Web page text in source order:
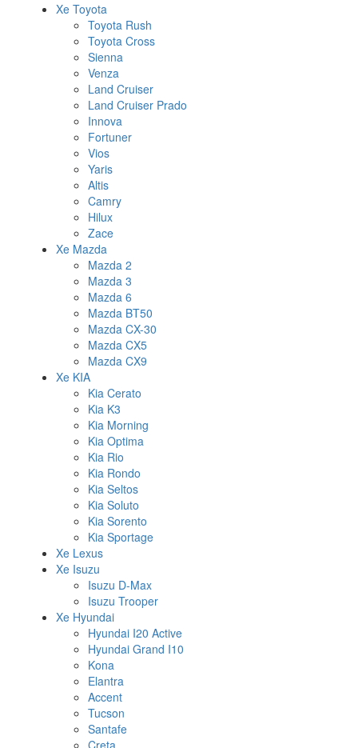
Xe Toyota
Toyota Rush
Toyota Cross
Sienna
Venza
Land Cruiser
Land Cruiser Prado
Innova
Fortuner
Vios
Yaris
Altis
Camry
Hilux
Zace
Xe Mazda
Mazda 2
Mazda 3
Mazda 6
Mazda BT50
Mazda CX-30
Mazda CX5
Mazda CX9
Xe KIA
Kia Cerato
Kia K3
Kia Morning
Kia Optima
Kia Rio
Kia Rondo
Kia Seltos
Kia Soluto
Kia Sorento
Kia Sportage
Xe Lexus
Xe Isuzu
Isuzu D-Max
Isuzu Trooper
Xe Hyundai
Hyundai I20 Active
Hyundai Grand I10
Kona
Elantra
Accent
Tucson
Santafe